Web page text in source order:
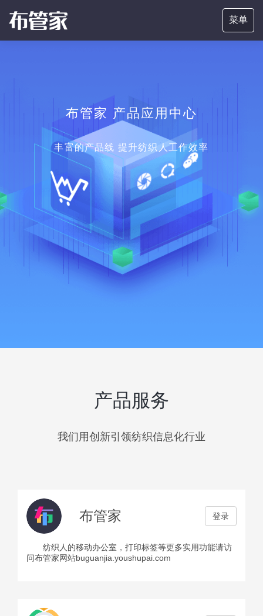
菜单
布管家 产品应用中心
丰富的产品线 提升纺织人工作效率
产品服务
我们用创新引领纺织信息化行业
布管家 登录
纺织人的移动办公室，打印标签等更多实用功能请访
问布管家网站buguanjia.youshupai.com